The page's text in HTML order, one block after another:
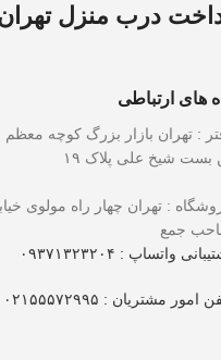
درب منزل
های ارتباطی
: تهران بازار بزرگ کوچه معظم
بست شیخ علی پلاک ۱۹
: تهران چهار راه مولوی
جمع
واتساپ : ۰۹۳۷۱۳۲۳۲۰۴
امور مشتریان : ۰۲۱۵۵۵۷۲۹۹۵